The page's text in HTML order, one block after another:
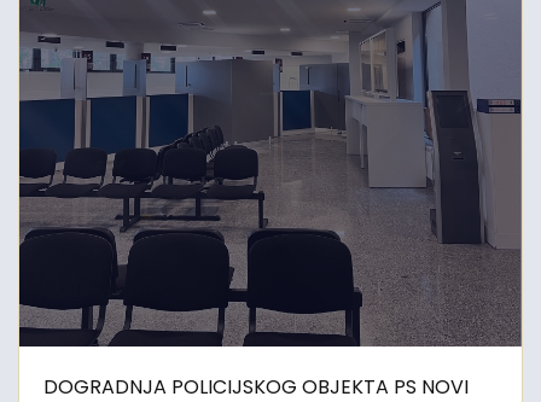
DOGRADNJA POLICIJSKOG OBJEKTA PS NOVI